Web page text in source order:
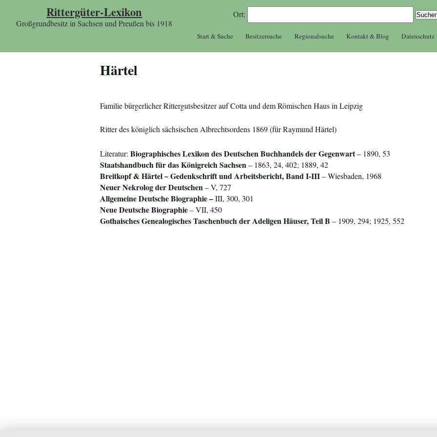
Rittergüter-Lexikon
Großgrundbesitz in Sachsen und Preußen bis 1918
Ort:
Start & Suche Besitzersuche Regionalsuche Kontakt & Blog Datenschutz
Härtel
Familie bürgerlicher Rittergutsbesitzer auf Cotta und dem Römischen Haus in Leipzig
Ritter des königlich sächsischen Albrechtsordens 1869 (für Raymund Härtel)
Literatur:Biographisches Lexikon des Deutschen Buchhandels der Gegenwart– 1890, 53
Staatshandbuch für dasKönigreich Sachsen– 1863, 24, 402; 1889, 42
Breitkopf & Härtel ~ Gedenkschrift und Arbeitsbericht, Band I-III– Wiesbaden, 1968
Neuer Nekrolog der Deutschen– V, 727
Allgemeine Deutsche Biographie –III, 300, 301
Neue Deutsche Biographie– VII, 450
Gothaisches Genealogisches Taschenbuch der Adeligen Häuser, Teil B – 1909, 294; 1925, 552